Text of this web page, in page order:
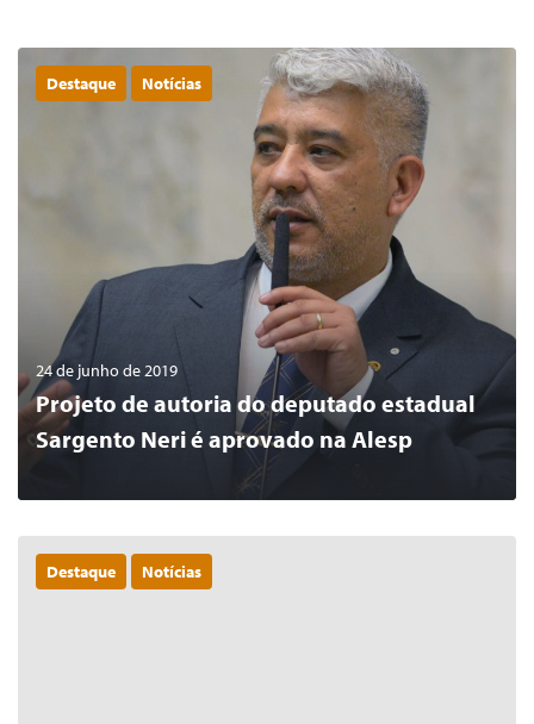
Destaque Notícias
24 de junho de 2019
Projeto de autoria do deputado estadual
Sargento Neri é aprovado na Alesp
Destaque Notícias